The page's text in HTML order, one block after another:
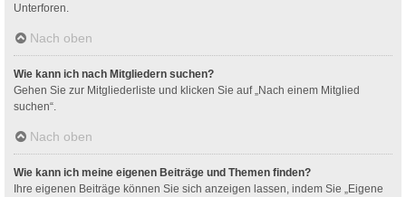
Unterforen.
Nach oben
Wie kann ich nach Mitgliedern suchen?
Gehen Sie zur Mitgliederliste und klicken Sie auf „Nach einem Mitglied
suchen“.
Nach oben
Wie kann ich meine eigenen Beiträge und Themen finden?
Ihre eigenen Beiträge können Sie sich anzeigen lassen, indem Sie „Eigene